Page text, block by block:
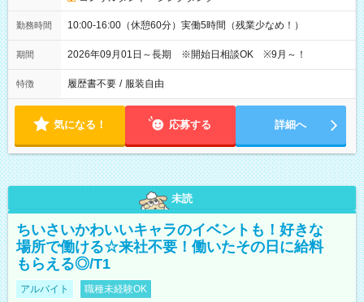
勤務時間 10:00-16:00（休憩60分）実働5時間（残業少なめ！）
期間 2026年09月01日～長期 ※開始日相談OK ※9月～！
特徴 履歴書不要 / 服装自由
気になる！ 応募する 詳細へ
未読
ちいさいかわいいキャラのイベントも！好きな
場所で働ける☆来社不要！働いたその日に給料
もらえる◎/T1
アルバイト 職種未経験OK